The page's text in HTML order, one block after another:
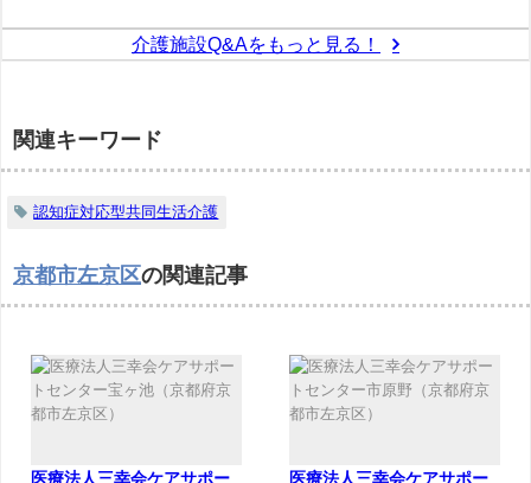
介護施設Q&Aをもっと見る！
関連キーワード
認知症対応型共同生活介護
京都市左京区の関連記事
医療法人三幸会ケアサポー 医療法人三幸会ケアサポー